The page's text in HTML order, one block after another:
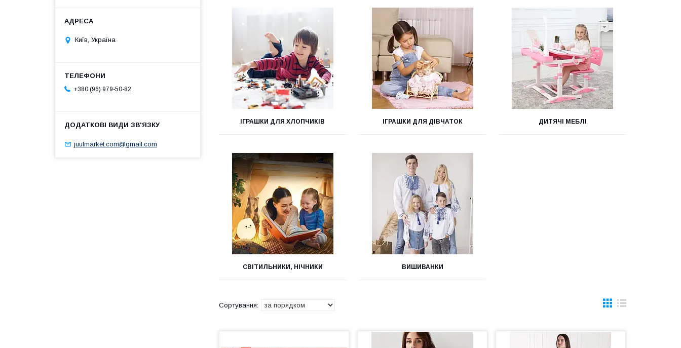
ІГРАШКИ ДЛЯ ХЛОПЧИКІВ ІГРАШКИ ДЛЯ ДІВЧАТОК ДИТЯЧІ МЕБЛІ
СВІТИЛЬНИКИ, НІЧНИКИ ВИШИВАНКИ
Київ, Україна
+380 (96) 979-50-82
juulmarket.com@gmail.com